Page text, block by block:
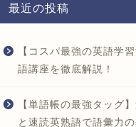
最近の投稿
【コスパ最強の英語学
語講座を徹底解説！
【単語帳の最強タッグ
と速読英熟語で語彙力